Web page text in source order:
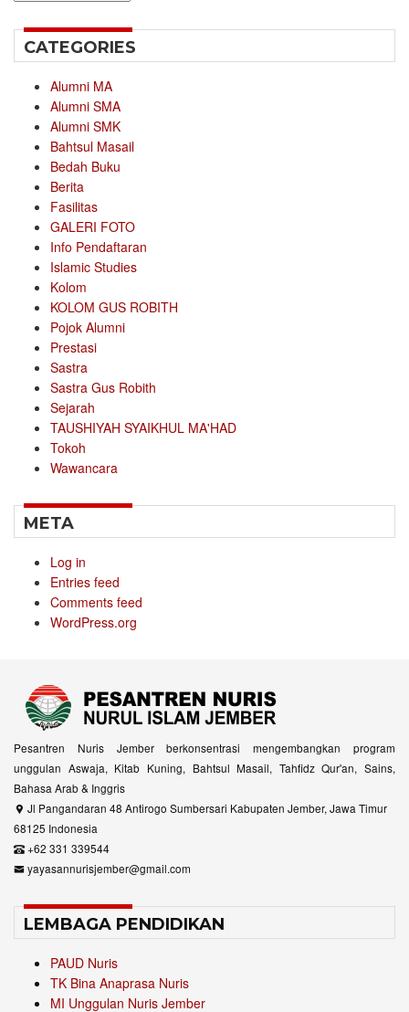
CATEGORIES
Alumni MA
Alumni SMA
Alumni SMK
Bahtsul Masail
Bedah Buku
Berita
Fasilitas
GALERI FOTO
Info Pendaftaran
Islamic Studies
Kolom
KOLOM GUS ROBITH
Pojok Alumni
Prestasi
Sastra
Sastra Gus Robith
Sejarah
TAUSHIYAH SYAIKHUL MA'HAD
Tokoh
Wawancara
META
Log in
Entries feed
Comments feed
WordPress.org
Pesantren Nuris Jember berkonsentrasi mengembangkan program
unggulan Aswaja, Kitab Kuning, Bahtsul Masail, Tahfidz Qur'an, Sains,
Bahasa Arab & Inggris
Jl Pangandaran 48 Antirogo Sumbersari Kabupaten Jember, Jawa Timur
68125 Indonesia
+62 331 339544
yayasannurisjember@gmail.com
LEMBAGA PENDIDIKAN
PAUD Nuris
TK Bina Anaprasa Nuris
MI Unggulan Nuris Jember